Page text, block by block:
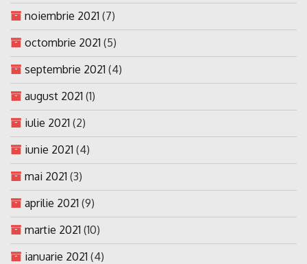
noiembrie 2021 (7)
octombrie 2021 (5)
septembrie 2021 (4)
august 2021 (1)
iulie 2021 (2)
iunie 2021 (4)
mai 2021 (3)
aprilie 2021 (9)
martie 2021 (10)
ianuarie 2021 (4)